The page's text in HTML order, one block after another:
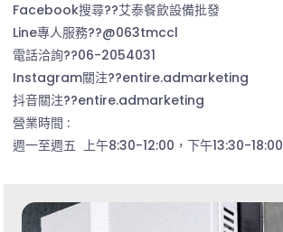
Facebook搜尋??艾泰餐飲設備批發
Line專人服務??@063tmccl
電話洽詢??06-2054031
Instagram關注??entire.admarketing
抖音關注??entire.admarketing
營業時間 :
週一至週五 上午8:30-12:00，下午13:30-18:00